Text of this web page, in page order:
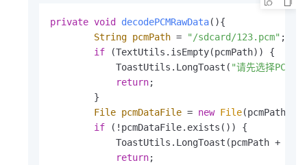
private void decodePCMRawData(){
String pcmPath = "/sdcard/123.pcm" ;
if (TextUtils.isEmpty(pcmPath)) {
            ToastUtils.LongToast(
"请先选择PCM文
return;
        }
File pcmDataFile = new File(pcmPath);
if (!pcmDataFile.exists()) {
            ToastUtils.LongToast(pcmPath +
return;